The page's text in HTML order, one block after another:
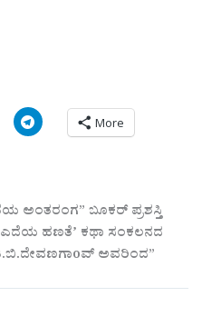
More
ಅಂತರಂಗ” ಬೂಕರ್‌ ಪ್ರಶಸ್ತಿ
ಹಣತೆʼ ಕಥಾ ಸಂಕಲನದ
ಅವರಿಂದ”